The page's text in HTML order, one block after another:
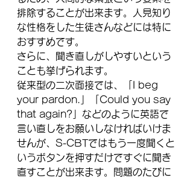
排除することが出来ます。人見知り
な性格をした生徒さんなどには特に
おすすめです。
さらに、聞き直しがしやすいという
ことも挙げられます。
従来型の二次面接では、「I beg
your pardon.」「Could you say
that again?」などのように英語で
言い直しをお願いしなければいけま
せんが、S-CBTではもう一度聞くと
いうボタンを押すだけですぐに聞き
直すことが出来ます。問題のたびに